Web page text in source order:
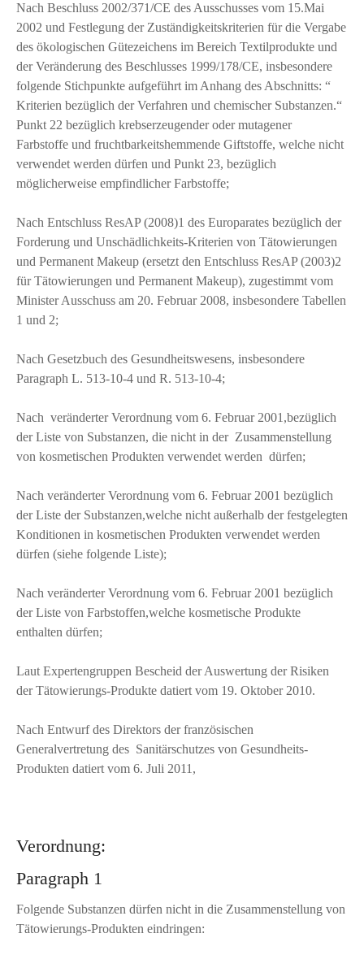
Nach Beschluss 2002/371/CE des Ausschusses vom 15.Mai
2002 und Festlegung der Zuständigkeitskriterien für die Vergabe
des ökologischen Gütezeichens im Bereich Textilprodukte und
der Veränderung des Beschlusses 1999/178/CE, insbesondere
folgende Stichpunkte aufgeführt im Anhang des Abschnitts: “
Kriterien bezüglich der Verfahren und chemischer Substanzen.“
Punkt 22 bezüglich krebserzeugender oder mutagener
Farbstoffe und fruchtbarkeitshemmende Giftstoffe, welche nicht
verwendet werden dürfen und Punkt 23, bezüglich
möglicherweise empfindlicher Farbstoffe;
Nach Entschluss ResAP (2008)1 des Europarates bezüglich der
Forderung und Unschädlichkeits-Kriterien von Tätowierungen
und Permanent Makeup (ersetzt den Entschluss ResAP (2003)2
für Tätowierungen und Permanent Makeup), zugestimmt vom
Minister Ausschuss am 20. Februar 2008, insbesondere Tabellen
1 und 2;
Nach Gesetzbuch des Gesundheitswesens, insbesondere
Paragraph L. 513-10-4 und R. 513-10-4;
Nach veränderter Verordnung vom 6. Februar 2001,bezüglich
der Liste von Substanzen, die nicht in der Zusammenstellung
von kosmetischen Produkten verwendet werden dürfen;
Nach veränderter Verordnung vom 6. Februar 2001 bezüglich
der Liste der Substanzen,welche nicht außerhalb der festgelegten
Konditionen in kosmetischen Produkten verwendet werden
dürfen (siehe folgende Liste);
Nach veränderter Verordnung vom 6. Februar 2001 bezüglich
der Liste von Farbstoffen,welche kosmetische Produkte
enthalten dürfen;
Laut Expertengruppen Bescheid der Auswertung der Risiken
der Tätowierungs-Produkte datiert vom 19. Oktober 2010.
Nach Entwurf des Direktors der französischen
Generalvertretung des Sanitärschutzes von Gesundheits-
Produkten datiert vom 6. Juli 2011,
Verordnung:
Paragraph 1
Folgende Substanzen dürfen nicht in die Zusammenstellung von
Tätowierungs-Produkten eindringen: